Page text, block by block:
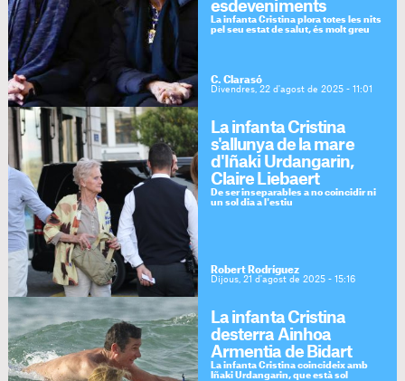
esdeveniments
La infanta Cristina plora totes les nits
pel seu estat de salut, és molt greu
C. Clarasó
Divendres, 22 d'agost de 2025 - 11:01
La infanta Cristina
s'allunya de la mare
d'Iñaki Urdangarin,
Claire Liebaert
De ser inseparables a no coincidir ni
un sol dia a l'estiu
Robert Rodríguez
Dijous, 21 d'agost de 2025 - 15:16
La infanta Cristina
desterra Ainhoa
Armentia de Bidart
La infanta Cristina coincideix amb
Iñaki Urdangarin, que està sol